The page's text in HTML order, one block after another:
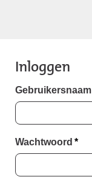
Inloggen
Gebruikersnaam
Wachtwoord *